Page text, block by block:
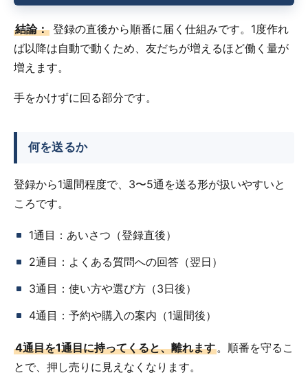
結論： 登録の直後から順番に届く仕組みです。1度作れ
ば以降は自動で動くため、友だちが増えるほど働く量が
増えます。
手をかけずに回る部分です。
何を送るか
登録から1週間程度で、3〜5通を送る形が扱いやすいと
ころです。
1通目：あいさつ（登録直後）
2通目：よくある質問への回答（翌日）
3通目：使い方や選び方（3日後）
4通目：予約や購入の案内（1週間後）
4通目を1通目に持ってくると、離れます。順番を守るこ
とで、押し売りに見えなくなります。